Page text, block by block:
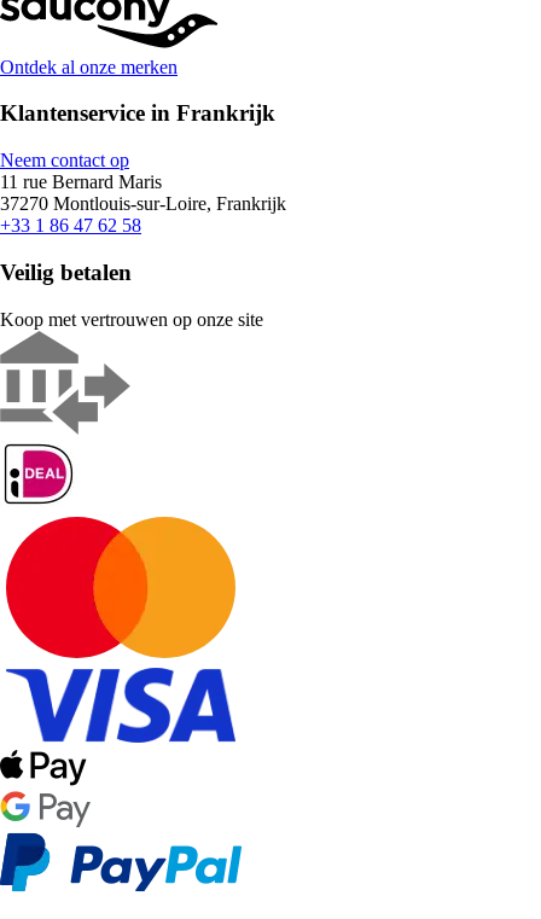
Ontdek al onze merken
Klantenservice in Frankrijk
Neem contact op
11 rue Bernard Maris
37270 Montlouis-sur-Loire, Frankrijk
+33 1 86 47 62 58
Veilig betalen
Koop met vertrouwen op onze site